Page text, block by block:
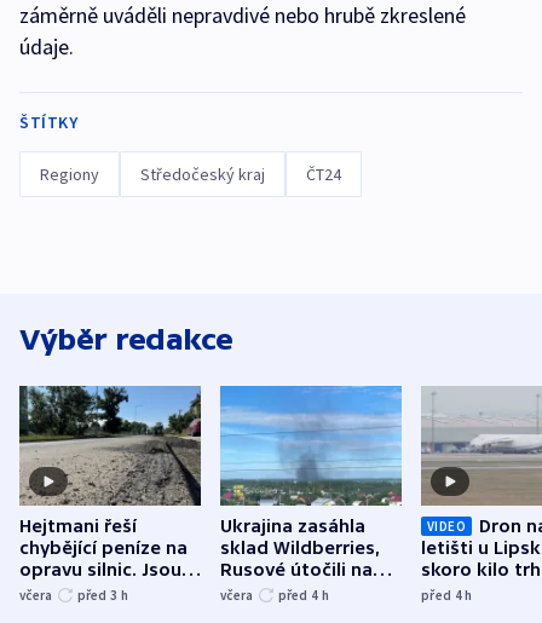
záměrně uváděli nepravdivé nebo hrubě zkreslené
údaje.
ŠTÍTKY
Regiony Středočeský kraj ČT24
Výběr redakce
Hejtmani řeší
chybějící peníze na
opravu silnic. Jsou
nenárokové, namítá
včera před 3 h
Ukrajina zasáhla
sklad Wildberries,
Rusové útočili na
trh, hasiče či
včera před 4 h
VIDEO
Dron
letišti u
skoro kilo
indicie
před 4h